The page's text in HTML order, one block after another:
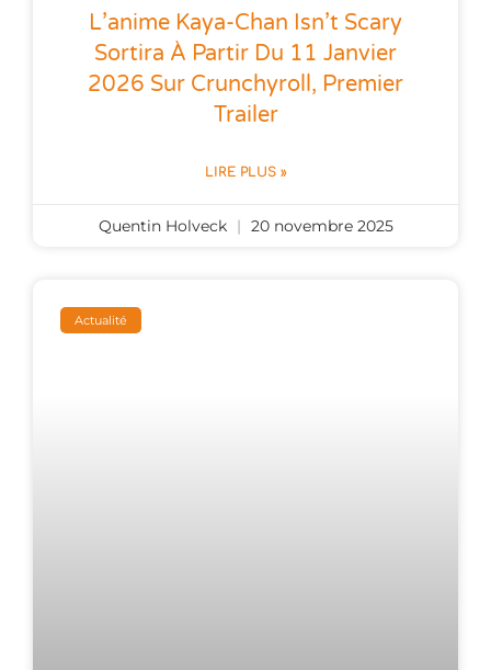
L’anime Kaya-Chan Isn’t Scary
Sortira À Partir Du 11 Janvier
2026 Sur Crunchyroll, Premier
Trailer
LIRE PLUS »
Quentin Holveck 20 novembre 2025
Actualité